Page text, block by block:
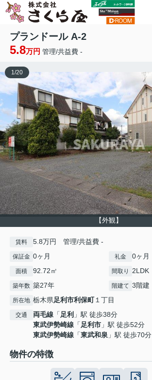
プランドール A-2
5.8万円 管理/共益費 -
【外観】
1/20
賃料 5.8万円 管理/共益費 -
保証金 0ヶ月 礼金 0ヶ月
面積 92.72㎡ 間取り 2LDK
築年数 築27年 階建て 3階建
所在地 栃木県足利市利保町１丁目
交通 両毛線 「足利 」駅 徒歩38分
東武伊勢崎線 「足利市 」駅 徒歩52分
東武伊勢崎線 「東武和泉 」駅 徒歩70分
物件の特徴